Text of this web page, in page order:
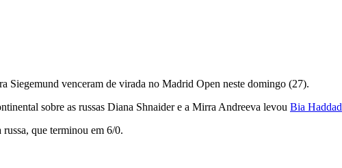
Siegemund venceram de virada no Madrid Open neste domingo (27).
sobre as russas Diana Shnaider e a Mirra Andreeva levou Bia Haddad
que terminou em 6/0.